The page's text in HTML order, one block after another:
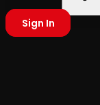
Sign In